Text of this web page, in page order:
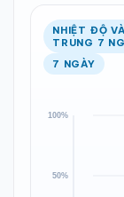
NHIỆT ĐỘ
TRUNG 7
7 NGÀY